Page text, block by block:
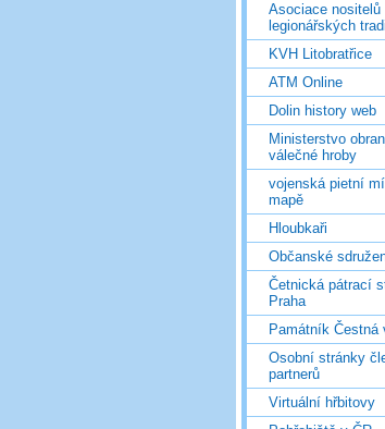
Asociace nositelů
legionářských
KVH Litobratřice
ATM Online
Dolin history web
Ministerstvo
válečné hroby
vojenská pietní
mapě
Hloubkaři
Občanské
Četnická pátrací
Praha
Památník Čestná
Osobní stránky
partnerů
Virtuální hřbitovy